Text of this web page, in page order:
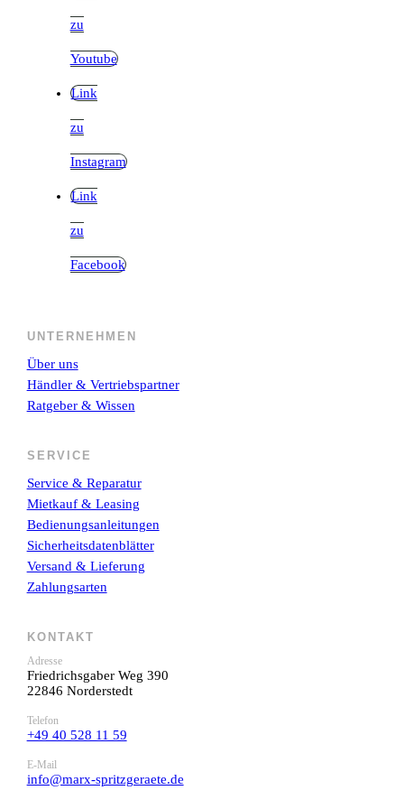
zu
Youtube
Link
zu
Instagram
Link
zu
Facebook
UNTERNEHMEN
Über uns
Händler & Vertriebspartner
Ratgeber & Wissen
SERVICE
Service & Reparatur
Mietkauf & Leasing
Bedienungsanleitungen
Sicherheitsdatenblätter
Versand & Lieferung
Zahlungsarten
KONTAKT
Adresse
Friedrichsgaber Weg 390
22846 Norderstedt
Telefon
+49 40 528 11 59
E-Mail
info@marx-spritzgeraete.de